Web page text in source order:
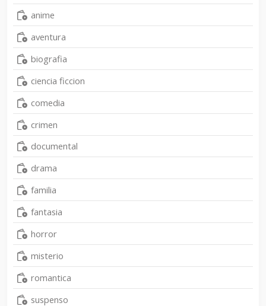
anime
aventura
biografia
ciencia ficcion
comedia
crimen
documental
drama
familia
fantasia
horror
misterio
romantica
suspenso